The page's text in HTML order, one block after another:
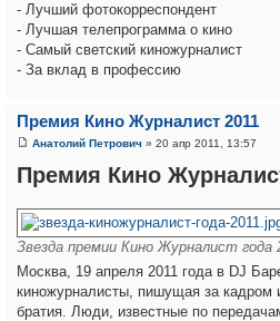
- Лучший фотокорреспондент
- Лучшая телепрограмма о кино
- Самый светский киножурналист
- За вклад в профессию
Премия Кино Журналист 2011
Анатолий Петрович » 20 апр 2011, 13:57
Премия Кино
Звезда премии Кино Журналист
Москва, 19 апреля 2011 года в DJ
киножурналисты, пишущая за
братия. Люди, известные по